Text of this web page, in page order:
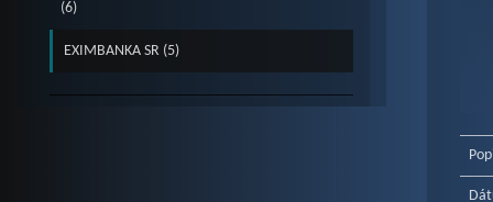
(6)
EXIMBANKA SR (5)